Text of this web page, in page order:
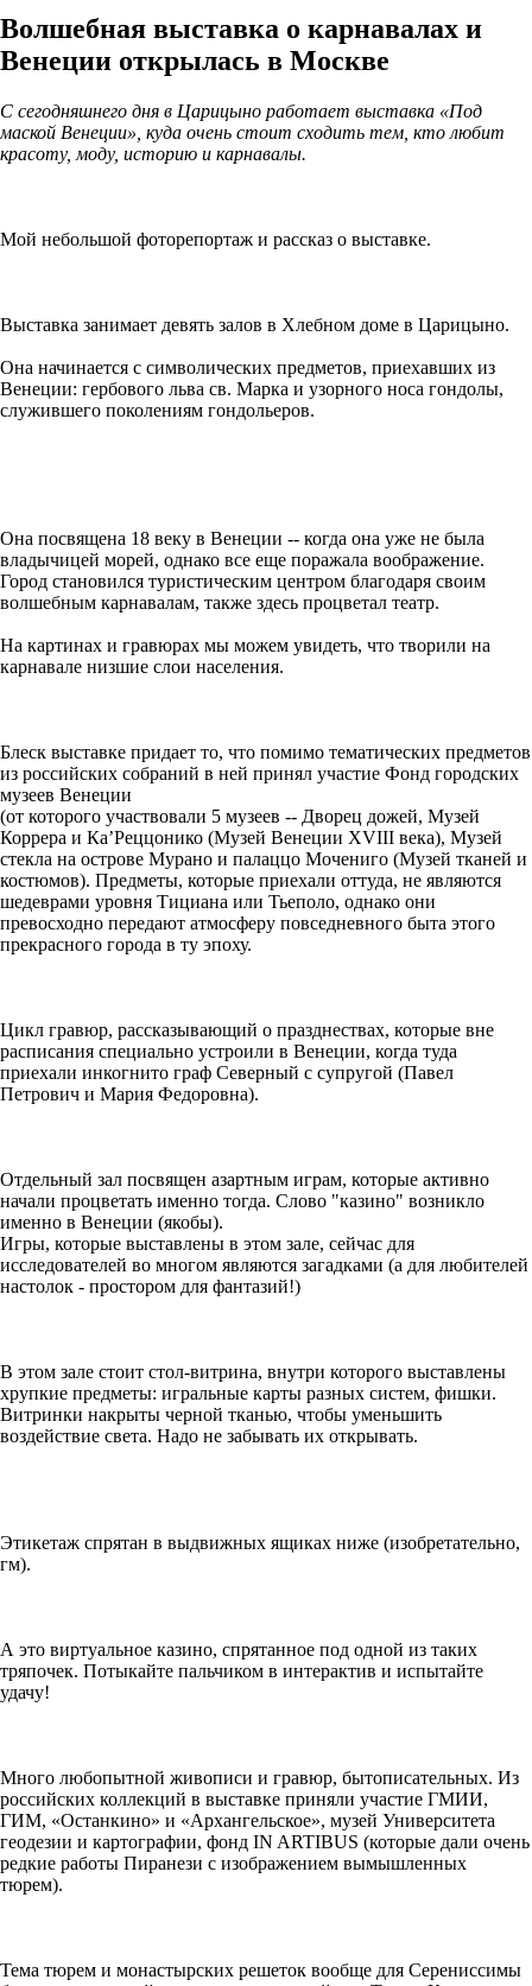
Волшебная выставка о карнавалах и
Венеции открылась в Москве
С сегодняшнего дня в Царицыно работает выставка «Под
маской Венеции», куда очень стоит сходить тем, кто любит
красоту, моду, историю и карнавалы.
Мой небольшой фоторепортаж и рассказ о выставке.
Выставка занимает девять залов в Хлебном доме в Царицыно.
Она начинается с символических предметов, приехавших из
Венеции: гербового льва св. Марка и узорного носа гондолы,
служившего поколениям гондольеров.
Она посвящена 18 веку в Венеции -- когда она уже не была
владычицей морей, однако все еще поражала воображение.
Город становился туристическим центром благодаря своим
волшебным карнавалам, также здесь процветал театр.
На картинах и гравюрах мы можем увидеть, что творили на
карнавале низшие слои населения.
Блеск выставке придает то, что помимо тематических предметов
из российских собраний в ней принял участие Фонд городских
музеев Венеции
(от которого участвовали 5 музеев -- Дворец дожей, Музей
Коррера и Ка’Реццонико (Музей Венеции XVIII века), Музей
стекла на острове Мурано и палаццо Мочениго (Музей тканей и
костюмов). Предметы, которые приехали оттуда, не являются
шедеврами уровня Тициана или Тьеполо, однако они
превосходно передают атмосферу повседневного быта этого
прекрасного города в ту эпоху.
Цикл гравюр, рассказывающий о празднествах, которые вне
расписания специально устроили в Венеции, когда туда
приехали инкогнито граф Северный с супругой (Павел
Петрович и Мария Федоровна).
Отдельный зал посвящен азартным играм, которые активно
начали процветать именно тогда. Слово "казино" возникло
именно в Венеции (якобы).
Игры, которые выставлены в этом зале, сейчас для
исследователей во многом являются загадками (а для любителей
настолок - простором для фантазий!)
В этом зале стоит стол-витрина, внутри которого выставлены
хрупкие предметы: игральные карты разных систем, фишки.
Витринки накрыты черной тканью, чтобы уменьшить
воздействие света. Надо не забывать их открывать.
Этикетаж спрятан в выдвижных ящиках ниже (изобретательно,
гм).
А это виртуальное казино, спрятанное под одной из таких
тряпочек. Потыкайте пальчиком в интерактив и испытайте
удачу!
Много любопытной живописи и гравюр, бытописательных. Из
российских коллекций в выставке приняли участие ГМИИ,
ГИМ, «Останкино» и «Архангельское», музей Университета
геодезии и картографии, фонд IN ARTIBUS (которые дали очень
редкие работы Пиранези с изображением вымышленных
тюрем).
Тема тюрем и монастырских решеток вообще для Серениссимы